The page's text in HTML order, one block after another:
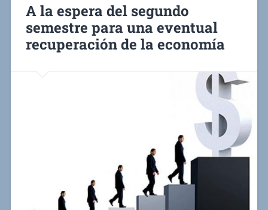
A la espera del segundo
semestre para una eventual
recuperación de la economía